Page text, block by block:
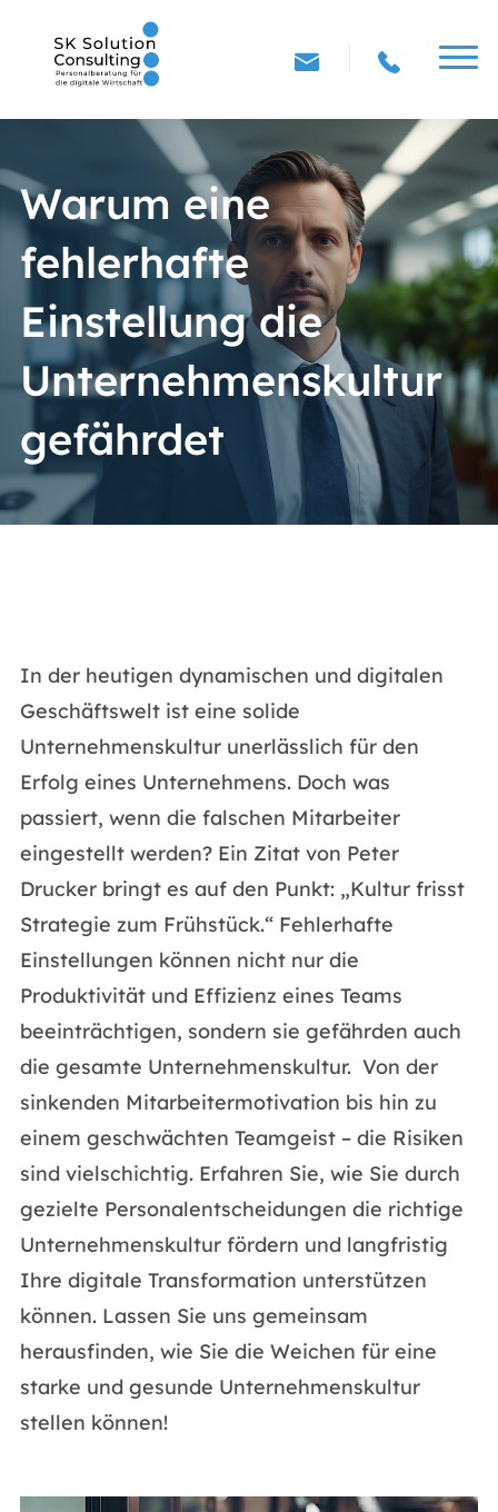
Warum eine
fehlerhafte
Einstellung die
Unternehmenskultur
gefährdet
In der heutigen dynamischen und digitalen
Geschäftswelt ist eine solide
Unternehmenskultur unerlässlich für den
Erfolg eines Unternehmens. Doch was
passiert, wenn die falschen Mitarbeiter
eingestellt werden? Ein Zitat von Peter
Drucker bringt es auf den Punkt: „Kultur frisst
Strategie zum Frühstück.“ Fehlerhafte
Einstellungen können nicht nur die
Produktivität und Effizienz eines Teams
beeinträchtigen, sondern sie gefährden auch
die gesamte Unternehmenskultur. Von der
sinkenden Mitarbeitermotivation bis hin zu
einem geschwächten Teamgeist – die Risiken
sind vielschichtig. Erfahren Sie, wie Sie durch
gezielte Personalentscheidungen die richtige
Unternehmenskultur fördern und langfristig
Ihre digitale Transformation unterstützen
können. Lassen Sie uns gemeinsam
herausfinden, wie Sie die Weichen für eine
starke und gesunde Unternehmenskultur
stellen können!